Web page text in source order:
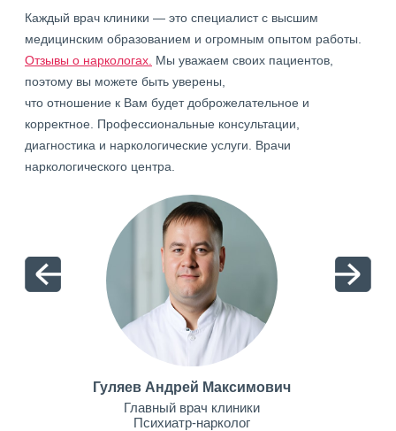
Каждый врач клиники — это специалист с высшим
медицинским образованием и огромным опытом работы.
Отзывы о наркологах. Мы уважаем своих пациентов,
поэтому вы можете быть уверены,
что отношение к Вам будет доброжелательное и
корректное. Профессиональные консультации,
диагностика и наркологические услуги. Врачи
наркологического центра.
Гуляев Андрей Максимович
Главный врач клиники
Психиатр-нарколог